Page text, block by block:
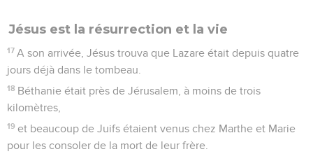
Jésus est la résurrection et la vie
17 A son arrivée, Jésus trouva que Lazare était depuis quatre
jours déjà dans le tombeau.
18 Béthanie était près de Jérusalem, à moins de trois
kilomètres,
19 et beaucoup de Juifs étaient venus chez Marthe et Marie
pour les consoler de la mort de leur frère.